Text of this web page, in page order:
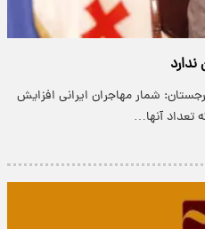
ندارد
شمار مهاجران ایرانی افزایش
آنها…